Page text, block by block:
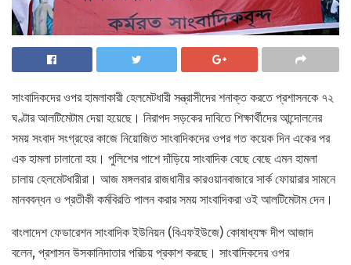
সাংবাদিকদের ওপর হামলাকারী হেলমেটধারী সন্ত্রাসীদের শনাক্ত করতে প্রশাসনকে ৭২
ঘণ্টার আলটিমেটাম দেয়া হয়েছে। নিরাপদ সড়কের দাবিতে শিক্ষার্থীদের আন্দোলনের
সময় সংবাদ সংগ্রহের কাজে নিয়োজিত সাংবাদিকদের ওপর গত কয়েক দিন একের পর
এক হামলা চালানো হয়। পুলিশের পাশে দাঁড়িয়ে সাংবাদিক বেছে বেছে এমন হামলা
চালায় হেলমেটধারীরা। আজ মঙ্গলবার রাজধানীর কারওয়ানবাজারে সার্ক ফোয়ারার সামনে
মানববন্ধন ও প্রতীকী কর্মবিরতি পালন করার সময় সাংবাদিকরা ওই আলটিমেটাম দেন।
বাংলাদেশ ফেডারেশন সাংবাদিক ইউনিয়ন (বিএফইউজে) কোষাধ্যক্ষ দীপ আজাদ
বলেন, প্রশাসন উসকানিদাতার পরিচয় প্রকাশ করছে। সাংবাদিকদের ওপর